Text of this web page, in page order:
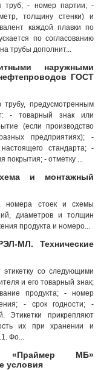
труб; - номер партии; -
толщину стенки) и
каждой плавки по
по согласованию
трубы дополнит...
наружными
ГОСТ
предусмотренным
- товарный знак или
(если производство
предприятиях); -
стандарта; -
- отметку ...
и монтажный
номера стоек и схемы
диаметров и толщин
продукта и номеро...
МЛ. Технические
со следующими
и его товарный знак;
продукта; - номер
- срок годности; -
Этикетки прикрепляют
их при хранении и
Фо...
«Праймер МБ»
условия